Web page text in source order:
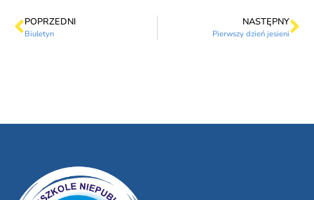
POPRZEDNI
Biuletyn
NASTĘPNY
Pierwszy dzień jesieni